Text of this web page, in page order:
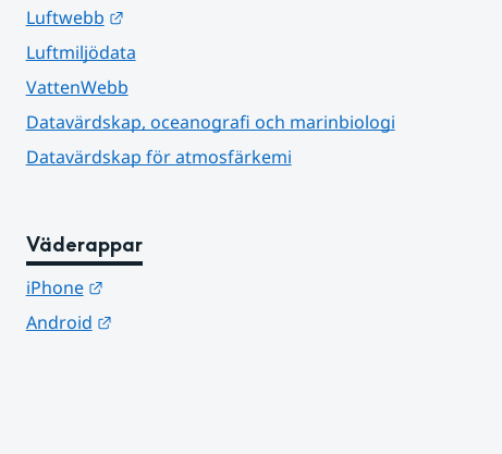
Luftwebb
Länk till annan webbplats.
Luftmiljödata
VattenWebb
Datavärdskap, oceanografi och marinbiologi
Datavärdskap för atmosfärkemi
Väderappar
iPhone
Länk till annan webbplats.
Android
Länk till annan webbplats.